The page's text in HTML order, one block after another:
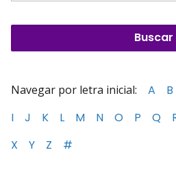
Navegar por letra inicial: A B
I
J K L M N O P Q
X
Y Z #